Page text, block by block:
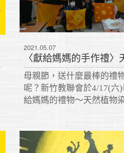
2021.05.07
母親節，送什麼最棒的禮
呢？新竹教聯會於4/17(六
給媽媽的禮物～天然植物
一無二的方巾，送給最親